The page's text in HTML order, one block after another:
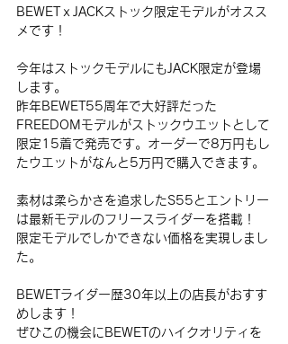
BEWETｘJACKストック限定モデルがオスス
メです！
今年はストックモデルにもJACK限定が登場
します。
昨年BEWET55周年で大好評だった
FREEDOMモデルがストックウエットとして
限定15着で発売です。オーダーで8万円もし
たウエットがなんと5万円で購入できます。
素材は柔らかさを追求したS55とエントリー
は最新モデルのフリースライダーを搭載！
限定モデルでしかできない価格を実現しまし
た。
BEWETライダー歴30年以上の店長がおすす
めします！
ぜひこの機会にBEWETのハイクオリティを